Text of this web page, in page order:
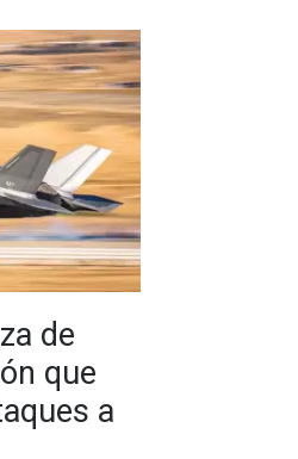
de
que
a